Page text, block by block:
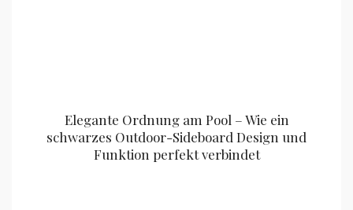
Elegante Ordnung am Pool – Wie ein
schwarzes Outdoor-Sideboard Design und
Funktion perfekt verbindet